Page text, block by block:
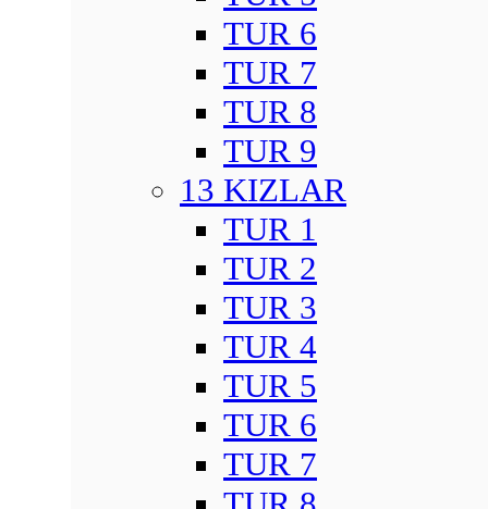
TUR 6
TUR 7
TUR 8
TUR 9
13 KIZLAR
TUR 1
TUR 2
TUR 3
TUR 4
TUR 5
TUR 6
TUR 7